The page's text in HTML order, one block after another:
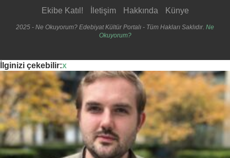
Ekibe Katıl! İletişim Hakkında Künye
2025 - Ne Okuyorum? Edebiyat Kültür Portalı - Tüm Hakları Saklıdır. Ne
Okuyorum?
İlginizi çekebilir:x